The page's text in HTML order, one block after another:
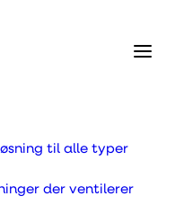
til alle typer
der ventilerer